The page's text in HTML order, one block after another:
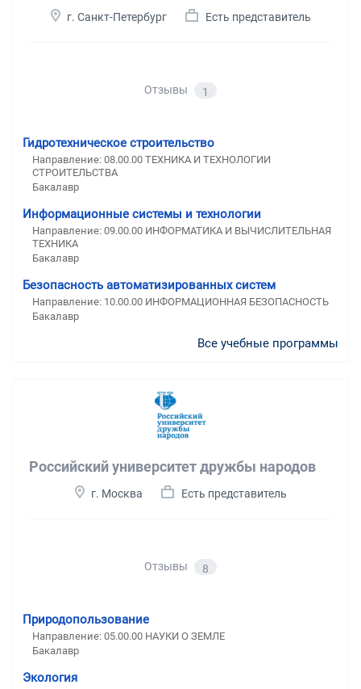
г. Санкт-Петербург Есть представитель
Отзывы 1
Гидротехническое строительство
Направление: 08.00.00 ТЕХНИКА И ТЕХНОЛОГИИ
СТРОИТЕЛЬСТВА
Бакалавр
Информационные системы и технологии
Направление: 09.00.00 ИНФОРМАТИКА И ВЫЧИСЛИТЕЛЬНАЯ
ТЕХНИКА
Бакалавр
Безопасность автоматизированных систем
Направление: 10.00.00 ИНФОРМАЦИОННАЯ БЕЗОПАСНОСТЬ
Бакалавр
Все учебные программы
Российский университет дружбы народов
г. Москва Есть представитель
Отзывы 8
Природопользование
Направление: 05.00.00 НАУКИ О ЗЕМЛЕ
Бакалавр
Экология